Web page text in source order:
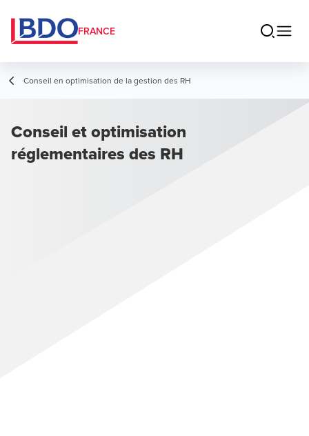
FRANCE
Conseil en optimisation de la gestion des RH
Conseil et optimisation
réglementaires des RH